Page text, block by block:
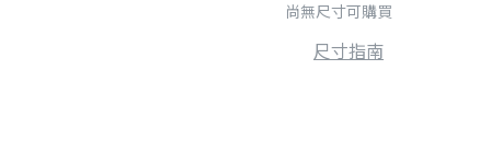
尚無尺寸可購買
尺寸指南